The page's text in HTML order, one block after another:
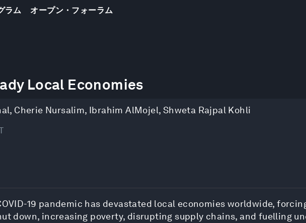
ラム オープン・フォーラム
Local Economies
, Cherie Nursalim, Ibrahim AlMojel, Shweta Rajpal Kohli
19 pandemic has devastated local economies worldwide,
down, increasing poverty, disrupting supply chains, and fuelling